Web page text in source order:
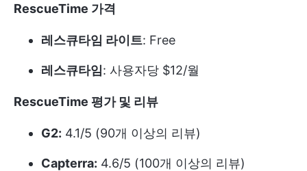
RescueTime 가격
레스큐타임 라이트: Free
레스큐타임 : 사용자당 $12/월
RescueTime 평가 및 리뷰
G2: 4.1/5 (90개 이상의 리뷰)
Capterra: 4.6/5 (100개 이상의 리뷰)